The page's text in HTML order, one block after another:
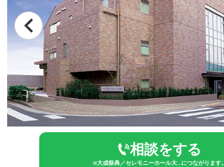
相談をする
※大成祭典／セレモニーホール大... につながります。